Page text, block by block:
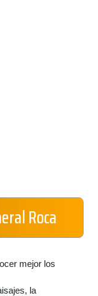
Roca
mejor los
la